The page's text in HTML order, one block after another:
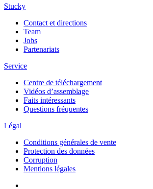
Stucky
Contact et directions
Team
Jobs
Partenariats
Service
Centre de téléchargement
Vidéos d’assemblage
Faits intéressants
Questions fréquentes
Légal
Conditions générales de vente
Protection des données
Corruption
Mentions légales